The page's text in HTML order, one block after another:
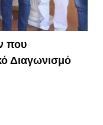
που
Διαγωνισμό